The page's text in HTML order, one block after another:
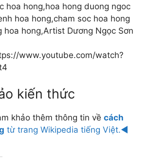
hoa hong,hoa hong duong ngoc
hoa hong,cham soc hoa hong
hoa hong,Artist Dương Ngọc Sơn
www.youtube.com/watch?
kiến thức
khảo thêm thông tin về cách
từ trang Wikipedia tiếng Việt.◄